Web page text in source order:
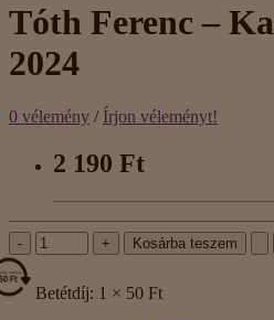
Tóth Ferenc –
2024
0 vélemény / Írjon véleményt!
2 190 Ft
- + Kosárba teszem
Betétdíj: 1 × 50 Ft